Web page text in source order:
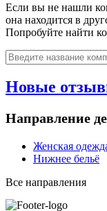
Если вы не нашли
она находится в
Попробуйте найти
Новые
Направление
Женская
Нижнее бельё
Все направления